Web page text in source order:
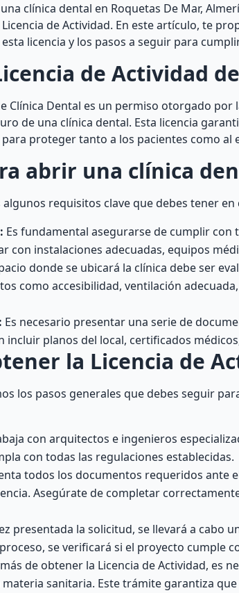
clínica dental en Roquetas De Mar,
de Actividad. En este artículo, te
licencia y los pasos a seguir para
de Actividad
Clínica Dental es un permiso otorgado
de una clínica dental. Esta licencia
proteger tanto a los pacientes como
abrir una clínica
requisitos clave que debes tener
Es fundamental asegurarse de cumplir
con instalaciones adecuadas, equipos
donde se ubicará la clínica debe ser
como accesibilidad, ventilación
Es necesario presentar una serie de
incluir planos del local, certificados
la Licencia de
los pasos generales que debes seguir
con arquitectos e ingenieros
con todas las regulaciones establecidas.
todos los documentos requeridos ante
Asegúrate de completar
presentada la solicitud, se llevará a cabo
se verificará si el proyecto cumple
de obtener la Licencia de Actividad, es
sanitaria. Este trámite garantiza